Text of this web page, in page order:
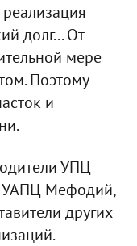
реализация
долг... От
мере
Поэтому
и
УПЦ
УАПЦ Мефодий,
других